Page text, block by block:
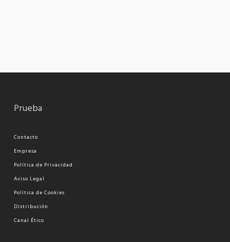
Prueba
Contacto
Empresa
Política de Privacidad
Aviso Legal
Política de Cookies
Distribución
Canal Ético